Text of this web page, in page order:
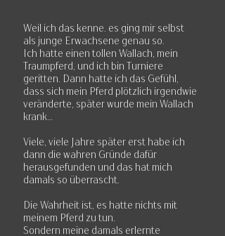
Weil ich das kenne. es ging mir selbst
als junge Erwachsene genau so.
Ich hatte einen tollen Wallach, mein
Traumpferd, und ich bin Turniere
geritten. Dann hatte ich das Gefühl,
dass sich mein Pferd plötzlich irgendwie
veränderte, später wurde mein Wallach
krank...
Viele, viele Jahre später erst habe ich
dann die wahren Gründe dafür
herausgefunden und das hat mich
damals so überrascht.
Die Wahrheit ist, es hatte nichts mit
meinem Pferd zu tun.
Sondern meine damals erlernte